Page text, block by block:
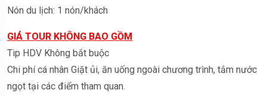
Nón du lịch: 1 nón/khách
GIÁ TOUR KHÔNG BAO GỒM
Tip HDV Không bắt buộc
Chi phí cá nhân Giặt ủi, ăn uống ngoài chương trình, tắm nước
ngọt tại các điểm tham quan.